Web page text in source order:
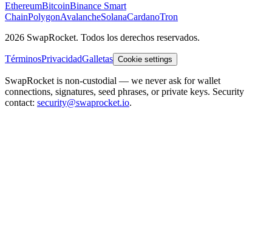
EthereumBitcoinBinance Smart
ChainPolygonAvalancheSolanaCardanoTron
2026 SwapRocket. Todos los derechos reservados.
TérminosPrivacidadGalletas Cookie settings
SwapRocket is non-custodial — we never ask for wallet
connections, signatures, seed phrases, or private keys. Security
contact: security@swaprocket.io.